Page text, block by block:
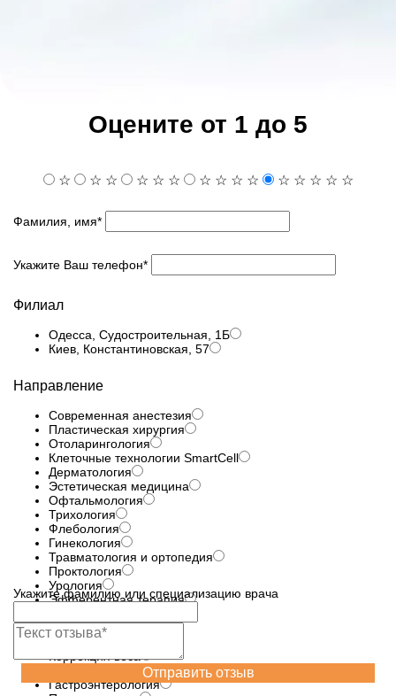
Оцените от 1 до 5
☆ ☆ ☆ ☆ ☆ ☆ ☆ ☆ ☆ ☆ ☆ ☆ ☆ ☆ ☆
Фамилия, имя*
Укажите Ваш телефон*
Филиал
Одесса, Судостроительная, 1Б
Киев, Константиновская, 57
Направление
Современная анестезия
Пластическая хирургия
Отоларингология
Клеточные технологии SmartCell
Дерматология
Эстетическая медицина
Офтальмология
Трихология
Флебология
Гинекология
Травматология и ортопедия
Проктология
Урология
Эфферентная терапия
Неврология
Диагностика
Коррекция веса
Эндокринология
Гастроэнтерология
Укажите фамилию или специализацию врача
Отправить отзыв